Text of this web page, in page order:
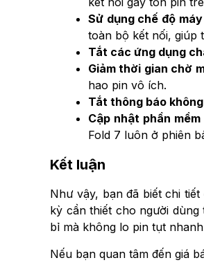
Sử dụng chế độ
toàn bộ kết nối, giúp
Tắt các ứng dụng
Giảm thời gian chờ
hao pin vô ích.
Tắt thông báo
Cập nhật phần
Fold 7 luôn ở phiên
Kết luận
Như vậy, bạn đã biết chi tiết
kỳ cần thiết cho người
bỉ mà không lo pin tụt
Nếu bạn quan tâm đến giá